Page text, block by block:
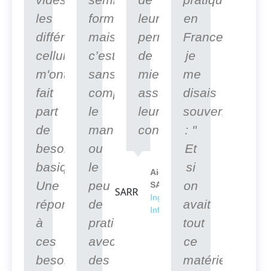
les
différentes
cellules
m'ont
fait
part
de
besoins
basiques.
Une
réponse
à
ces
besoins
formidable
mais
c’est
sans
compter
le
manque
ou
le
peu
de
pratique
avec
des
leur
permettre
de
mieux
asseoir
leurs
connaissances.
Aicha
SARR
Ingénieur en
Informatique
en
France,
je
me
disais
souvent
: "
Et
si
on
avait
tout
ce
matériel